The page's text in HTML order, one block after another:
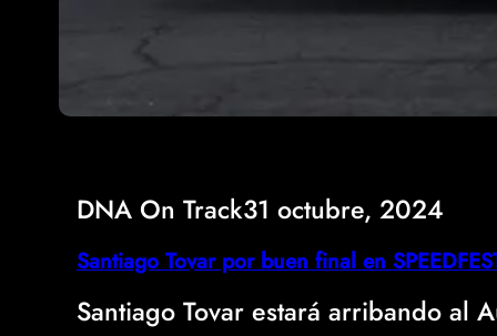
DNA On Track31 octubre, 2024
Santiago Tovar por buen final en
Santiago Tovar estará arribando al